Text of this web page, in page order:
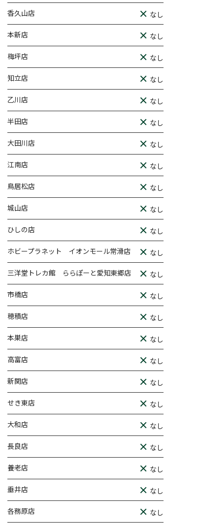
香久山店 なし
本新店 なし
梅坪店 なし
知立店 なし
乙川店 なし
半田店 なし
大田川店 なし
江南店 なし
鳥居松店 なし
城山店 なし
ひしの店 なし
ホビープラネット イオンモール常滑店 なし
三洋堂トレカ館 ららぽーと愛知東郷店 なし
市橋店 なし
穂積店 なし
本巣店 なし
高富店 なし
新関店 なし
せき東店 なし
大和店 なし
長良店 なし
養老店 なし
垂井店 なし
各務原店 なし